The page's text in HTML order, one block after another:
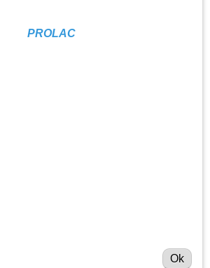
PROLAC
Ok